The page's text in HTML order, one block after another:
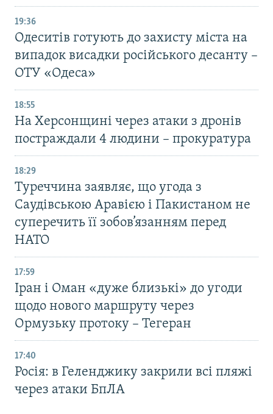
19:36
Одеситів готують до захисту міста на
випадок висадки російського десанту –
ОТУ «Одеса»
18:55
На Херсонщині через атаки з дронів
постраждали 4 людини – прокуратура
18:29
Туреччина заявляє, що угода з
Саудівською Аравією і Пакистаном не
суперечить її зобов’язанням перед
НАТО
17:59
Іран і Оман «дуже близькі» до угоди
щодо нового маршруту через
Ормузьку протоку – Тегеран
17:40
Росія: в Геленджику закрили всі пляжі
через атаки БпЛА